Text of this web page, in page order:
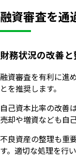
融資審査を通
財務状況の改善
融資審査を有利に進
とを推奨します。
自己資本比率の改善
売却や増資なども自
不良資産の整理も重
す。適切な処理を行